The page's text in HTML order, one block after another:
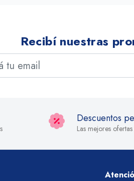
Recibí nuestras
Descuentos
Las mejores